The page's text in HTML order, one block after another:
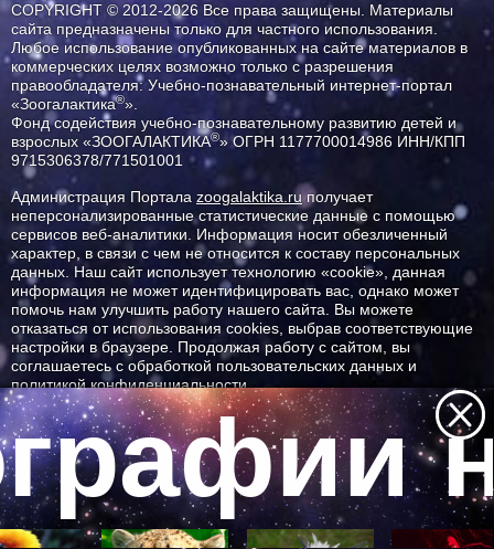
COPYRIGHT © 2012-2026 Все права защищены. Материалы
сайта предназначены только для частного использования.
Любое использование опубликованных на сайте материалов в
коммерческих целях возможно только с разрешения
правообладателя: Учебно-познавательный интернет-портал
«Зоогалактика®».
Фонд содействия учебно-познавательному развитию детей и
взрослых «ЗООГАЛАКТИКА®» ОГРН 1177700014986 ИНН/КПП
9715306378/771501001
Администрация Портала zoogalaktika.ruполучает
неперсонализированные статистические данные с помощью
сервисов веб-аналитики. Информация носит обезличенный
характер, в связи с чем не относится к составу персональных
данных. Наш сайт использует технологию «cookie», данная
информация не может идентифицировать вас, однако может
помочь нам улучшить работу нашего сайта. Вы можете
отказаться от использования cookies, выбрав соответствующие
настройки в браузере. Продолжая работу с сайтом, вы
соглашаетесь с обработкой пользовательских данных и
политикой конфиденциальности.
ID ресурса: 698
Все самое интересное